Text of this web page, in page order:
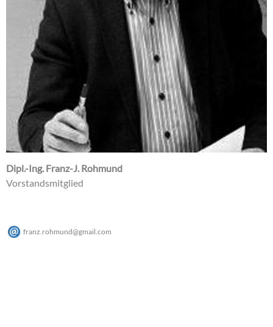
Dipl.-Ing. Franz-J. Rohmund
Vorstandsmitglied
franz.rohmund@gmail com